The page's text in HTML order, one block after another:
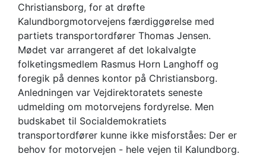
Christiansborg, for at drøfte
Kalundborgmotorvejens færdiggørelse med
partiets transportordfører Thomas Jensen.
Mødet var arrangeret af det lokalvalgte
folketingsmedlem Rasmus Horn Langhoff og
foregik på dennes kontor på Christiansborg.
Anledningen var Vejdirektoratets seneste
udmelding om motorvejens fordyrelse. Men
budskabet til Socialdemokratiets
transportordfører kunne ikke misforståes: Der er
behov for motorvejen - hele vejen til Kalundborg.